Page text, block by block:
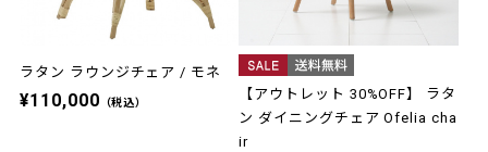
ラタン ラウンジチェア / モネ
¥110,000 （税込）
【アウトレット 30%OFF】 ラタ
ン ダイニングチェア Ofelia cha
ir